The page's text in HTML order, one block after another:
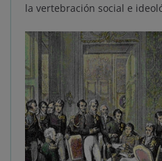
la vertebración social e